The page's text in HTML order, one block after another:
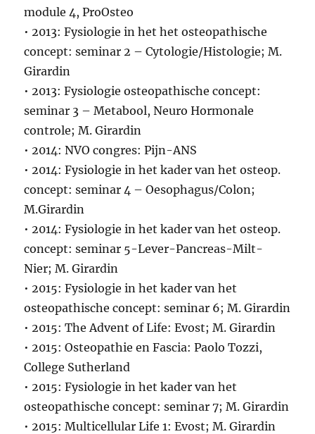
module 4, ProOsteo
• 2013: Fysiologie in het het osteopathische
concept: seminar 2 – Cytologie/Histologie; M.
Girardin
• 2013: Fysiologie osteopathische concept:
seminar 3 – Metabool, Neuro Hormonale
controle; M. Girardin
• 2014: NVO congres: Pijn-ANS
• 2014: Fysiologie in het kader van het osteop.
concept: seminar 4 – Oesophagus/Colon;
M.Girardin
• 2014: Fysiologie in het kader van het osteop.
concept: seminar 5-Lever-Pancreas-Milt-
Nier; M. Girardin
• 2015: Fysiologie in het kader van het
osteopathische concept: seminar 6; M. Girardin
• 2015: The Advent of Life: Evost; M. Girardin
• 2015: Osteopathie en Fascia: Paolo Tozzi,
College Sutherland
• 2015: Fysiologie in het kader van het
osteopathische concept: seminar 7; M. Girardin
• 2015: Multicellular Life 1: Evost; M. Girardin